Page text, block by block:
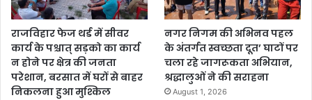
राजविहार फेज थर्ड में सीवर
कार्य के पश्चात् सड़को का कार्य
न होने पर क्षेत्र की जनता
परेशान, बरसात में घरों से बाहर
निकलना हुआ मुश्किल
नगर निगम की अभिनव पहल
के अंतर्गत स्वच्छता दूत’ घाटों पर
चला रहे जागरूकता अभियान,
श्रद्धालुओं ने की सराहना
August 1, 2026